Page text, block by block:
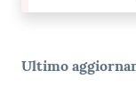
Ultimo